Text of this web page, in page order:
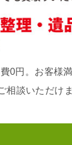
0円。お客様
相談いただけま